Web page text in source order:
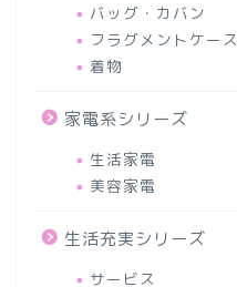
バッグ・カバン
フラグメントケース
着物
家電系シリーズ
生活家電
美容家電
生活充実シリーズ
サービス